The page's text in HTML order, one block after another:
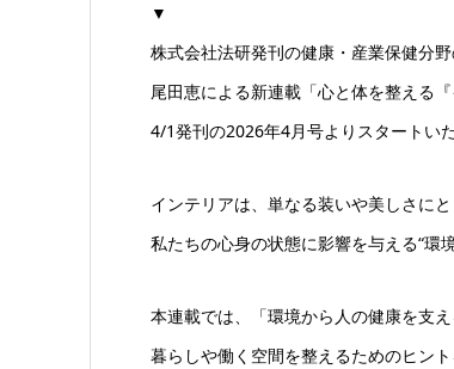
▼
株式会社法研発刊の健康・産業保健分
尾田恵による新連載「心と体を整える『
4/1発刊の2026年4月号よりスタートいた
インテリアは、単なる装いや美しさにと
私たちの心身の状態に影響を与える“環
本連載では、「環境から人の健康を支え
暮らしや働く空間を整えるためのヒント